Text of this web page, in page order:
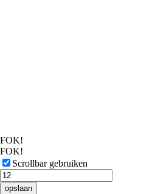
FOK!
FOK!
Scrollbar gebruiken
opslaan